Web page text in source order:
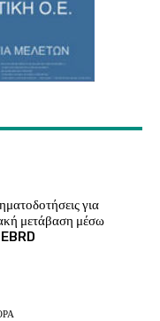
για
μετάβαση μέσω